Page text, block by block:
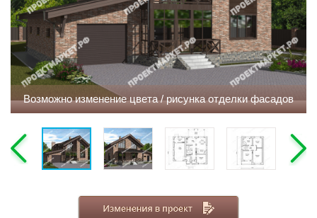
Одноэтажные
Двухэтажные
Мансарда
Габариты
8х8
8х9
8х10
8х11
Возможно изменение цвета / рисунка отделки фасадов